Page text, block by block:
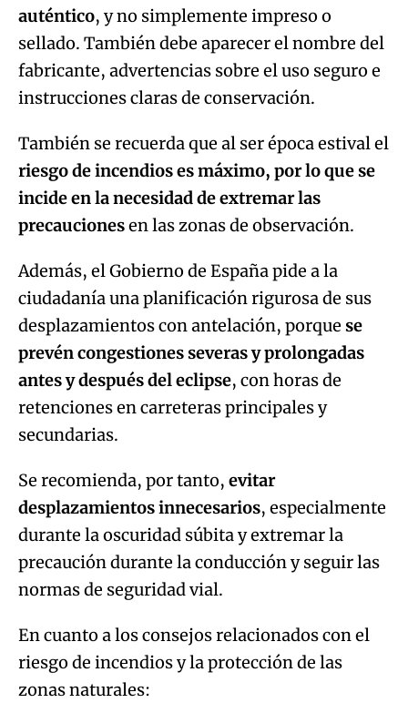
auténtico, y no simplemente impreso o
sellado. También debe aparecer el nombre del
fabricante, advertencias sobre el uso seguro e
instrucciones claras de conservación.
También se recuerda que al ser época estival el
riesgo de incendios es máximo, por lo que se
incide en la necesidad de extremar las
precaucionesen las zonas de observación.
Además, el Gobierno de España pide a la
ciudadanía una planificación rigurosa de sus
desplazamientos con antelación, porque se
prevén congestiones severas y prolongadas
antes y después del eclipse, con horas de
retenciones en carreteras principales y
secundarias.
Se recomienda, por tanto, evitar
desplazamientos innecesarios, especialmente
durante la oscuridad súbita y extremar la
precaución durante la conducción y seguir las
normas de seguridad vial.
En cuanto a los consejos relacionados con el
riesgo de incendios y la protección de las
zonas naturales: